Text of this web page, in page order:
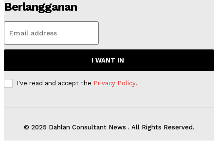
Berlangganan
I WANT IN
I've read and accept the Privacy Policy.
© 2025 Dahlan Consultant News . All Rights Reserved.